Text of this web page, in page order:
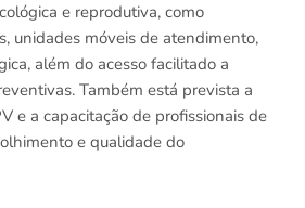
e reprodutiva, como
unidades móveis de atendimento,
além do acesso facilitado a
Também está prevista a
e a capacitação de profissionais de
e qualidade do